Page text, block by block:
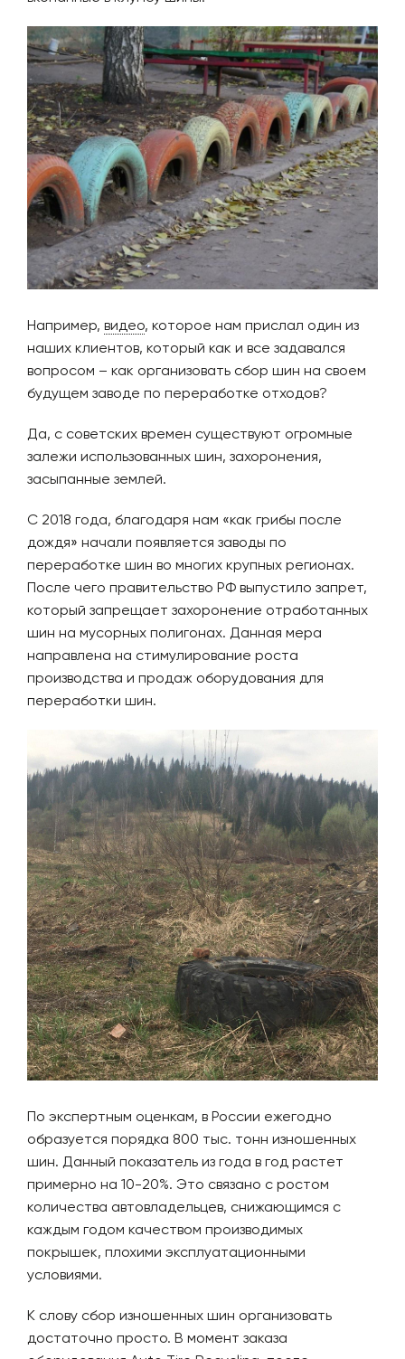
Например, видео, которое нам прислал один из
наших клиентов, который как и все задавался
вопросом – как организовать сбор шин на своем
будущем заводе по переработке отходов?
Да, с советских времен существуют огромные
залежи использованных шин, захоронения,
засыпанные землей.
С 2018 года, благодаря нам «как грибы после
дождя» начали появляется заводы по
переработке шин во многих крупных регионах.
После чего правительство РФ выпустило запрет,
который запрещает захоронение отработанных
шин на мусорных полигонах. Данная мера
направлена на стимулирование роста
производства и продаж оборудования для
переработки шин.
По экспертным оценкам, в России ежегодно
образуется порядка 800 тыс. тонн изношенных
шин. Данный показатель из года в год растет
примерно на 10-20%. Это связано с ростом
количества автовладельцев, снижающимся с
каждым годом качеством производимых
покрышек, плохими эксплуатационными
условиями.
К слову сбор изношенных шин организовать
достаточно просто. В момент заказа